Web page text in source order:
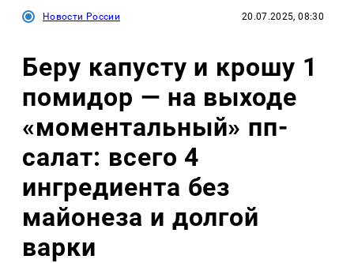
Новости России 20.07.2025, 08:30
Беру капусту и крошу 1
помидор — на выходе
«моментальный» пп-
салат: всего 4
ингредиента без
майонеза и долгой
варки